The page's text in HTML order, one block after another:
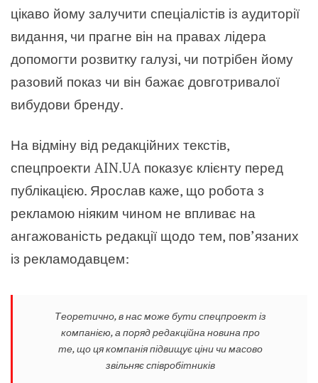
цікаво йому залучити спеціалістів із аудиторії
видання, чи прагне він на правах лідера
допомогти розвитку галузі, чи потрібен йому
разовий показ чи він бажає довготривалої
вибудови бренду.
На відміну від редакційних текстів,
спецпроекти AIN.UA показує клієнту перед
публікацією. Ярослав каже, що робота з
рекламою ніяким чином не впливає на
ангажованість редакції щодо тем, пов’язаних
із рекламодавцем:
Теоретично, в нас може бути спецпроект із
компанією, а поряд редакційна новина про
те, що ця компанія підвищує ціни чи масово
звільняє співробітників